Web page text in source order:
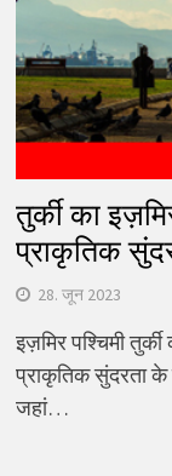
तुर्की का
प्राकृतिक
28. जून 2023
इज़मिर पश्चिमी
प्राकृतिक सुंदरता के
जहां…